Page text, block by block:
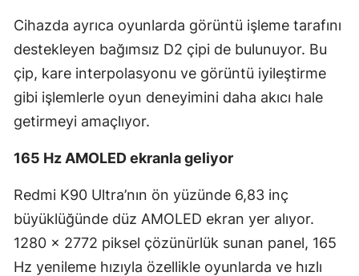
Cihazda ayrıca oyunlarda görüntü işleme tarafını
destekleyen bağımsız D2 çipi de bulunuyor. Bu
çip, kare interpolasyonu ve görüntü iyileştirme
gibi işlemlerle oyun deneyimini daha akıcı hale
getirmeyi amaçlıyor.
165 Hz AMOLED ekranla geliyor
Redmi K90 Ultra’nın ön yüzünde 6,83 inç
büyüklüğünde düz AMOLED ekran yer alıyor.
1280 x 2772 piksel çözünürlük sunan panel, 165
Hz yenileme hızıyla özellikle oyunlarda ve hızlı